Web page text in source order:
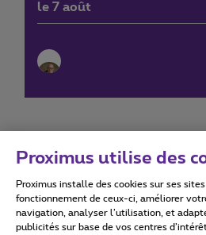
le 7 août
Conditions d'utilisation
Proximus utilise des
Proximus installe des cookies sur ses
fonctionnement de ceux-ci, améliorer
navigation, analyser l’utilisation, et
publicités sur base de vos centres